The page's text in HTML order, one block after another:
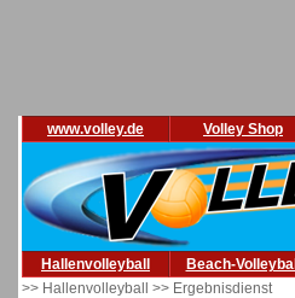
www.volley.de Volley Shop
Hallenvolleyball Beach-Volleyball
>> Hallenvolleyball >> Ergebnisdienst